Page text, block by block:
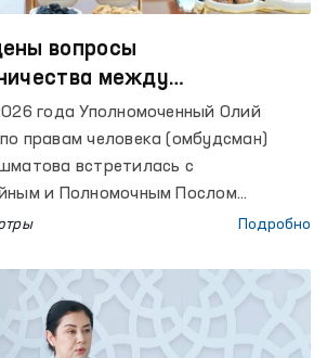
вопросы
между
правозащитными
Узбекистана и
года Уполномоченный Олий
правам человека (омбудсман)
встретилась с
и Полномочным Послом
Республики в РеспубликеПодробно